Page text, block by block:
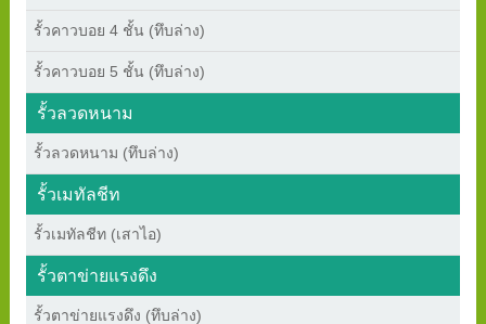
รั้วคาวบอย 4 ชั้น (ทึบล่าง)
รั้วคาวบอย 5 ชั้น (ทึบล่าง)
รั้วลวดหนาม
รั้วลวดหนาม (ทึบล่าง)
รั้วเมทัลชีท
รั้วเมทัลชีท (เสาไอ)
รั้วตาข่ายแรงดึง
รั้วตาข่ายแรงดึง (ทึบล่าง)